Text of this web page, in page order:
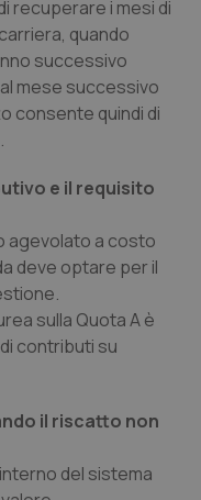
Collo
recuperare i mesi di
quando
successivo
mese successivo
consente quindi di
e il requisito
agevolato a costo
deve optare per il
sulla Quota A è
contributi su
il riscatto non
del sistema